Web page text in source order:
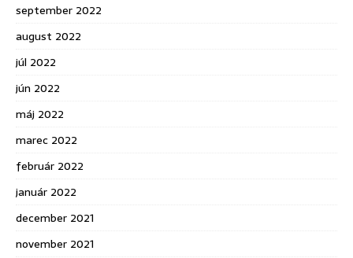
september 2022
august 2022
júl 2022
jún 2022
máj 2022
marec 2022
február 2022
január 2022
december 2021
november 2021